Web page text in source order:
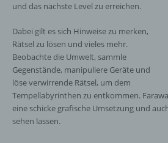
und das nächste Level zu erreichen.
Dabei gilt es sich Hinweise zu merken,
Rätsel zu lösen und vieles mehr.
Beobachte die Umwelt, sammle
Gegenstände, manipuliere Geräte und
löse verwirrende Rätsel, um dem
Tempellabyrinthen zu entkommen.
eine schicke grafische Umsetzung und
sehen lassen.